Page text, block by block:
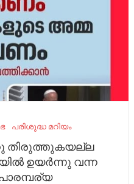
പരിശുദ്ധ മറിയം
തിരുത്തുകയല്ല
ഉയർന്നു വന്ന